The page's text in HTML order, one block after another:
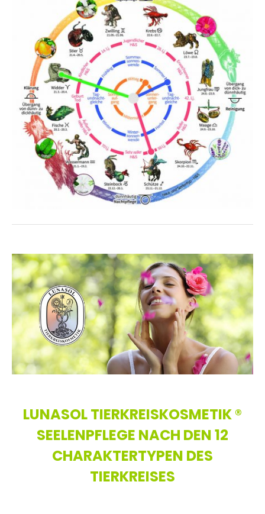
LUNASOL TIERKREISKOSMETIK ®
SEELENPFLEGE NACH DEN 12
CHARAKTERTYPEN DES
TIERKREISES